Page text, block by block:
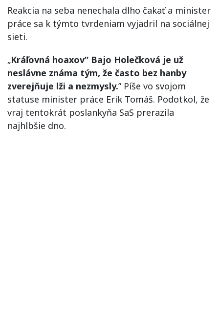
Reakcia na seba nenechala dlho čakať a minister
práce sa k týmto tvrdeniam vyjadril na sociálnej
sieti.
„Kráľovná hoaxov“ Bajo Holečková je už
neslávne známa tým, že často bez hanby
zverejňuje lži a nezmysly.” Píše vo svojom
statuse minister práce Erik Tomáš. Podotkol, že
vraj tentokrát poslankyňa SaS prerazila
najhlbšie dno.